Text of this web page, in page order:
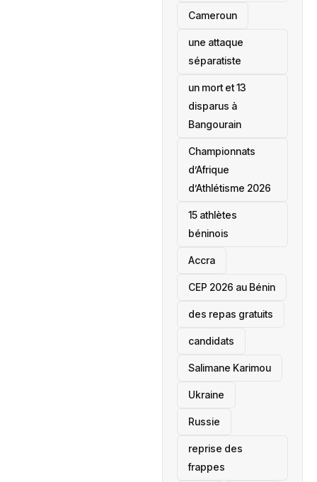
‎Cameroun
une attaque
séparatiste
un mort et 13
disparus à
Bangourain
‎Championnats
d’Afrique
d’Athlétisme 2026
15 athlètes
béninois
Accra
‎CEP 2026 au Bénin
des repas gratuits
candidats
Salimane Karimou
Ukraine
Russie
reprise des
frappes